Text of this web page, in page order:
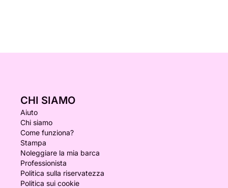
CHI SIAMO
Aiuto
Chi siamo
Come funziona?
Stampa
Noleggiare la mia barca
Professionista
Politica sulla riservatezza
Politica sui cookie